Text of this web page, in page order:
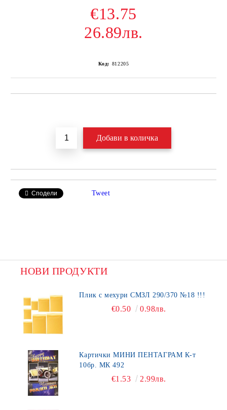
€13.75
26.89лв.
Код: 812205
Сподели Tweet
НОВИ ПРОДУКТИ
Плик с мехури СМЗЛ 290/370 №18 !!!
€0.50 0.98лв.
Картички МИНИ ПЕНТАГРАМ К-т
10бр. МК 492
€1.53 2.99лв.